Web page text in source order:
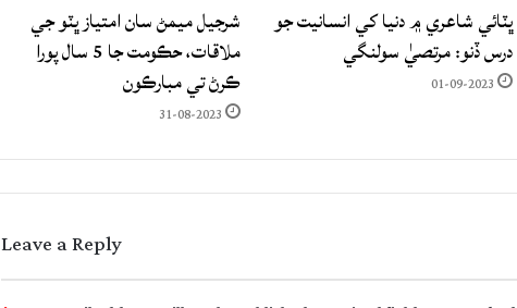
ڀٽائي شاعري ۾ دنيا کي انسانيت جو
درس ڏنو: مرتصيٰ سولنگي
01-09-2023
شرجيل ميمڻ سان امتياز ڀٽو جي
ملاقات، حڪومت جا 5 سال پورا
ڪرڻ تي مبارڪون
31-08-2023
Leave a Reply